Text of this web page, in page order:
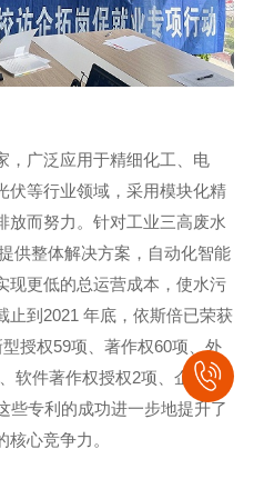
，广泛应用于精细化工、电
伏等行业领域，采用模块化精
放而努力。针对工业三高废水
供整体解决方案，自动化智能
现更低的总运营成本，使水污
止到2021 年底，依斯倍已荣获
授权59项、著作权60项、外
软件著作权授权2项、企业产
些专利的成功进一步地提升了
心竞争力。